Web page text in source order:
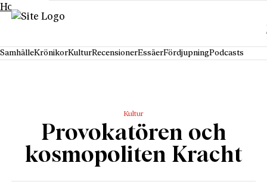
Hoppa till innehåll
SamhälleKrönikorKulturRecensionerEssäerFördjupningPodcasts
Kultur
Provokatören och
kosmopoliten Kracht